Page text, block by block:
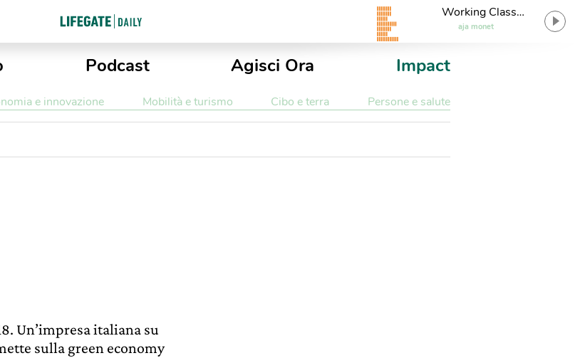
Working Class
Musicians
aja monet
Podcast Agisci Ora Impact
e innovazione Mobilità e turismo Cibo e terra Persone e salute
Un’impresa italiana su
sulla green economy